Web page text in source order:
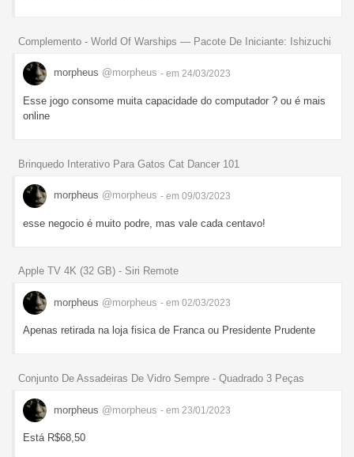
Complemento - World Of Warships — Pacote De Iniciante: Ishizuchi
morpheus @morpheus - em 24/03/2023
Esse jogo consome muita capacidade do computador ? ou é mais
online
Brinquedo Interativo Para Gatos Cat Dancer 101
morpheus @morpheus - em 09/03/2023
esse negocio é muito podre, mas vale cada centavo!
Apple TV 4K (32 GB) - Siri Remote
morpheus @morpheus - em 02/03/2023
Apenas retirada na loja fisica de Franca ou Presidente Prudente
Conjunto De Assadeiras De Vidro Sempre - Quadrado 3 Peças
morpheus @morpheus - em 23/01/2023
Está R$68,50